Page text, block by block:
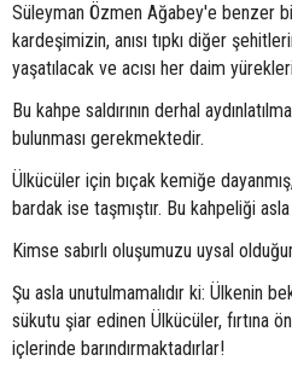
Süleyman Özmen Ağabey'e benzer
kardeşimizin, anısı tıpkı diğer
yaşatılacak ve acısı her daim
Bu kahpe saldırının derhal
bulunması gerekmektedir.
Ülkücüler için bıçak kemiğe dayanmış,
bardak ise taşmıştır. Bu kahpeliği
Kimse sabırlı oluşumuzu uysal
Şu asla unutulmamalıdır ki: Ülkenin
sükutu şiar edinen Ülkücüler, fırtına
içlerinde barındırmaktadırlar!